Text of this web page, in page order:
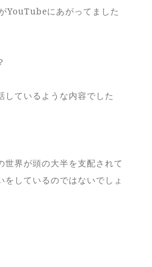
YouTubeにあがってました
しているような内容でした
世界が頭の大半を支配されて
をしているのではないでしょ